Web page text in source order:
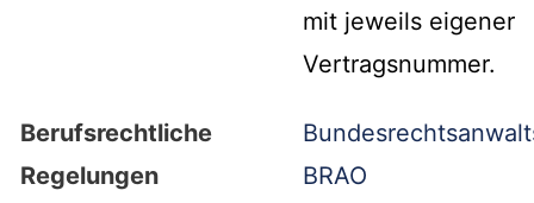
mit jeweils eigener
Vertragsnummer.
Berufsrechtliche
Regelungen
BRAO